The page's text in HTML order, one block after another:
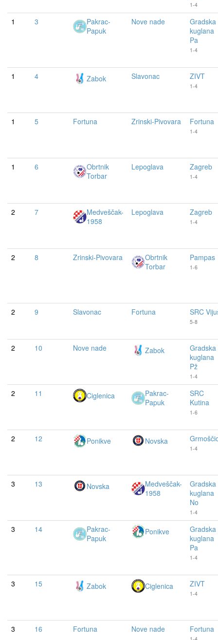
1-4
1 3
Pakrac-
Papuk
Nove nade
Gradska
kuglana
Pa
1-4
1 4 Zabok Slavonac ZIVT
1-4
1 5 Fortuna Zrinski-Pivovara Fortuna
1-4
1 6
Obrtnik
Torbar
Lepoglava Zagreb
1-4
2 7
Medveščak-
1958
Lepoglava Zagreb
1-4
2 8 Zrinski-Pivovara
Obrtnik
Torbar
Pampas
1-6
2 9 Slavonac Fortuna SRC
5-8
2 10 Nove nade Zabok
Gradska
kuglana
Pž
1-4
2 11 Ciglenica
Pakrac-
Papuk
SRC
Kutina
1-6
2 12 Ponikve Novska
1-4
3 13 Novska
Medveščak-
1958
Gradska
kuglana
No
1-4
3 14
Pakrac-
Papuk
Ponikve
Gradska
kuglana
Pa
1-4
3 15 Zabok Ciglenica ZIVT
1-4
3 16 Fortuna Nove nade Fortuna